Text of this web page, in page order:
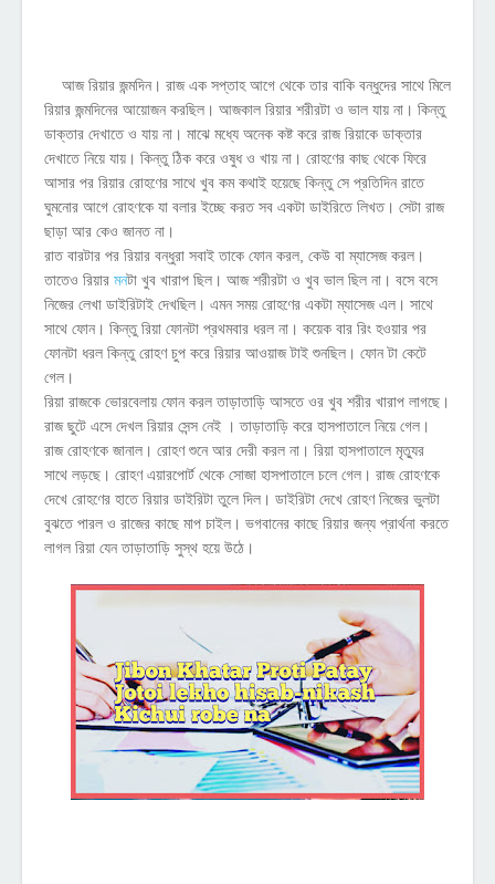
আজ রিয়ার জন্মদিন। রাজ এক সপ্তাহ আগে থেকে তার বাকি বন্ধুদের সাথে মিলে
রিয়ার জন্মদিনের আয়োজন করছিল। আজকাল রিয়ার শরীরটা ও ভাল যায় না। কিন্তু
ডাক্তার দেখাতে ও যায় না। মাঝে মধ্যে অনেক কষ্ট করে রাজ রিয়াকে ডাক্তার
দেখাতে নিয়ে যায়। কিন্তু ঠিক করে ওষুধ ও খায় না। রোহণের কাছ থেকে ফিরে
আসার পর রিয়ার রোহণের সাথে খুব কম কথাই হয়েছে কিন্তু সে প্রতিদিন রাতে
ঘুমনোর আগে রোহণকে যা বলার ইচ্ছে করত সব একটা ডাইরিতে লিখত। সেটা রাজ
ছাড়া আর কেও জানত না।
রাত বারটার পর রিয়ার বন্ধুরা সবাই তাকে ফোন করল, কেউ বা ম্যাসেজ করল।
তাতেও রিয়ার মনটা খুব খারাপ ছিল। আজ শরীরটা ও খুব ভাল ছিল না। বসে বসে
নিজের লেখা ডাইরিটাই দেখছিল। এমন সময় রোহণের একটা ম্যাসেজ এল। সাথে
সাথে ফোন। কিন্তু রিয়া ফোনটা প্রথমবার ধরল না। কয়েক বার রিং হওয়ার পর
ফোনটা ধরল কিন্তু রোহণ চুপ করে রিয়ার আওয়াজ টাই শুনছিল। ফোন টা কেটে
গেল।
রিয়া রাজকে ভোরবেলায় ফোন করল তাড়াতাড়ি আসতে ওর খুব শরীর খারাপ লাগছে।
রাজ ছুটে এসে দেখল রিয়ার সেন্স নেই । তাড়াতাড়ি করে হাসপাতালে নিয়ে গেল।
রাজ রোহণকে জানাল। রোহণ শুনে আর দেরী করল না। রিয়া হাসপাতালে মৃত্যুর
সাথে লড়ছে। রোহণ এয়ারপোর্ট থেকে সোজা হাসপাতালে চলে গেল। রাজ রোহণকে
দেখে রোহণের হাতে রিয়ার ডাইরিটা তুলে দিল। ডাইরিটা দেখে রোহণ নিজের ভুলটা
বুঝতে পারল ও রাজের কাছে মাপ চাইল। ভগবানের কাছে রিয়ার জন্য প্রার্থনা করতে
লাগল রিয়া যেন তাড়াতাড়ি সুস্থ হয়ে উঠে।